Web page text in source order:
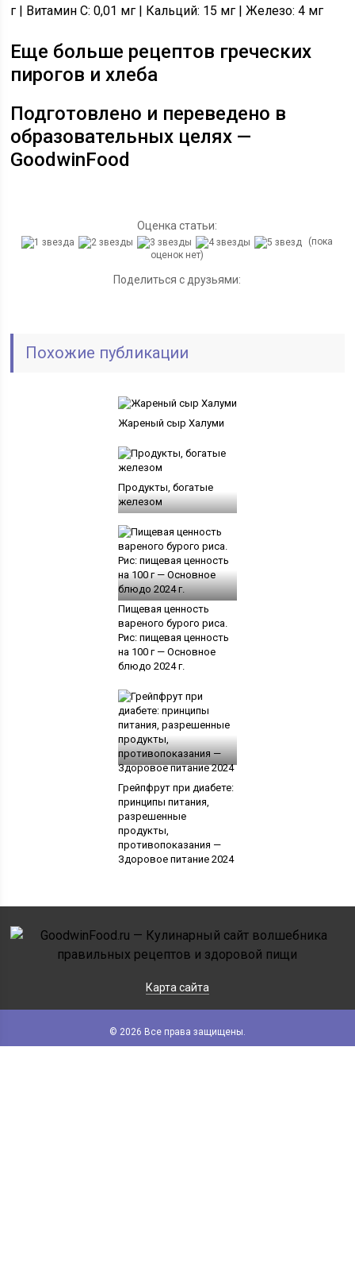
г | Витамин C: 0,01 мг | Кальций: 15 мг | Железо: 4 мг
Еще больше рецептов греческих
пирогов и хлеба
Подготовлено и переведено в
образовательных целях —
GoodwinFood
Оценка статьи:
(пока
оценок нет)
Поделиться с друзьями:
Похожие публикации
Жареный сыр Халуми
Продукты, богатые
железом
Пищевая ценность
вареного бурого риса.
Рис: пищевая ценность
на 100 г — Основное
блюдо 2024 г.
Грейпфрут при диабете:
принципы питания,
разрешенные
продукты,
противопоказания —
Здоровое питание 2024
Карта сайта
© 2026 Все права защищены.